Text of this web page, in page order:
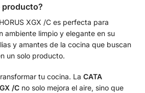
producto?
XGX /C es perfecta para
ambiente limpio y elegante en su
y amantes de la cocina que buscan
un solo producto.
tu cocina. La CATA
/C no solo mejora el aire, sino que